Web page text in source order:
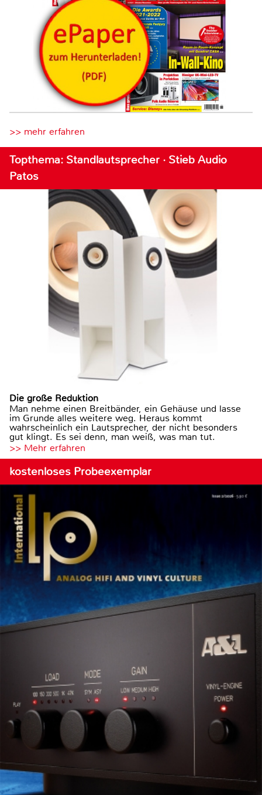
>> mehr erfahren
Topthema: Standlautsprecher · Stieb Audio
Patos
Die große Reduktion
Man nehme einen Breitbänder, ein Gehäuse und lasse
im Grunde alles weitere weg. Heraus kommt
wahrscheinlich ein Lautsprecher, der nicht besonders
gut klingt. Es sei denn, man weiß, was man tut.
>> Mehr erfahren
kostenloses Probeexemplar